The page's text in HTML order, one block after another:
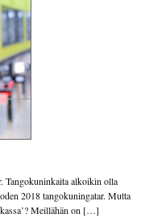
Tangokuninkaita alkoikin olla
2018 tangokuningatar. Mutta
Meillähän on […]